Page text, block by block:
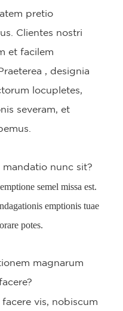
pretio
Clientes nostri
et facilem
, designia
locupletes,
severam, et
nunc sit?
semel missa est.
emptionis tuae
potes.
magnarum
facere vis, nobiscum